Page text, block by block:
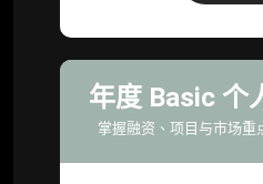
年度 Basic 个
掌握融资、项目与市场重
定制化研究服务（1
后，由业内享有盛誉
研究，并交付一份完
及研究方向预告，提